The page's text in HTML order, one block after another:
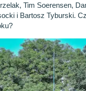
Tim Soerensen,
i Bartosz Tyburski.